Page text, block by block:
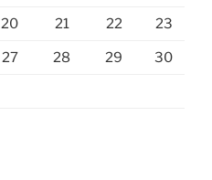
20 21 22 23
27 28 29 30